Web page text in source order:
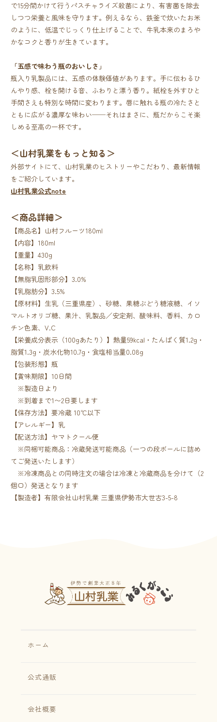
で15分間かけて行うパスチャライズ殺菌により、有害菌を除去
しつつ栄養と風味を守ります。例えるなら、鉄釜で炊いたお米
のように、低温でじっくり仕上げることで、牛乳本来のまろや
かなコクと香りが生きています。
「五感で味わう瓶のおいしさ」
瓶入り乳製品には、五感の体験価値があります。手に伝わるひ
んやり感、栓を開ける音、ふわりと漂う香り。紙栓を外すひと
手間さえも特別な時間に変わります。唇に触れる瓶の冷たさと
ともに広がる濃厚な味わい──それはまさに、瓶だからこそ楽
しめる至高の一杯です。
＜山村乳業をもっと知る＞
外部サイトにて、山村乳業のヒストリーやこだわり、最新情報
をご紹介しています。
山村乳業公式note
＜商品詳細＞
【商品名】山村フルーツ180ml
【内容】180ml
【重量】430g
【名称】乳飲料
【無脂乳固形部分】3.0%
【乳脂肪分】3.5%
【原材料】生乳（三重県産）、砂糖、果糖ぶどう糖液糖、イソ
マルトオリゴ糖、果汁、乳製品／安定剤、酸味料、香料、カロ
チン色素、V.C
【栄養成分表示（100gあたり）】熱量59kcal・たんぱく質1.2g・
脂質1.3g・炭水化物10.7g・食塩相当量0.08g
【包装形態】瓶
【賞味期限】10日間
※製造日より
※到着まで1〜2日要します
【保存方法】要冷蔵 10℃以下
【アレルギー】乳
【配送方法】ヤマトクール便
※同梱可能商品：冷蔵発送可能商品（一つの段ボールに詰め
てご発送いたします）
※冷凍商品との同時注文の場合は冷凍と冷蔵商品を分けて（2
個口）発送となります
【製造者】有限会社山村乳業 三重県伊勢市大世古3-5-8
ホーム
公式通販
会社概要